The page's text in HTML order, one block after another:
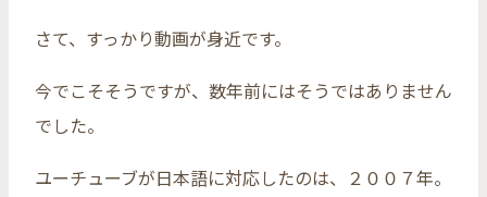
さて、すっかり動画が身近です。
今でこそそうですが、数年前にはそうではありません
でした。
ユーチューブが日本語に対応したのは、２００７年。